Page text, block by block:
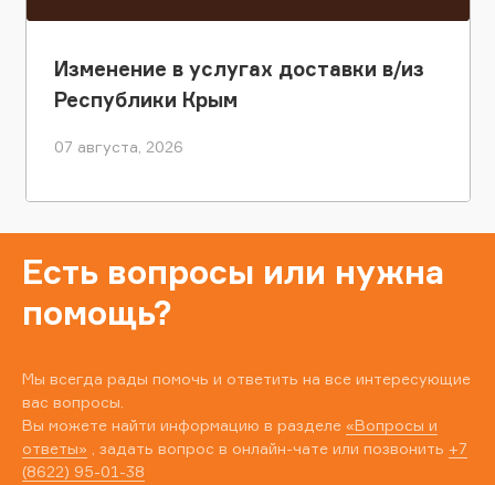
Изменение в услугах доставки в/из
Республики Крым
07 августа, 2026
Есть вопросы или нужна
помощь?
Мы всегда рады помочь и ответить на все интересующие
вас вопросы.
Вы можете найти информацию в разделе «Вопросы и
ответы» , задать вопрос в онлайн-чате или позвонить +7
(8622) 95-01-38